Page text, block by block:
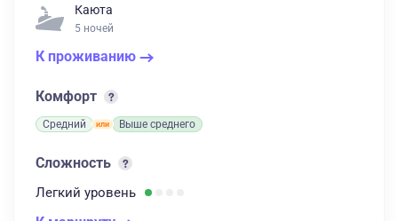
Каюта
5 ночей
К проживанию
Комфорт
Средний Выше среднего
Сложность
Легкий уровень